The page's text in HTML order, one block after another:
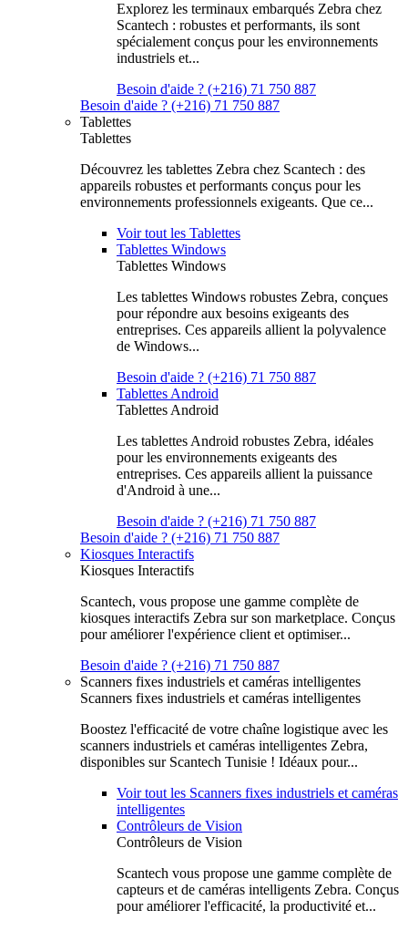
Explorez les terminaux embarqués Zebra chez
Scantech : robustes et performants, ils sont
spécialement conçus pour les environnements
industriels et...
Besoin d'aide ? (+216) 71 750 887
Besoin d'aide ? (+216) 71 750 887
Tablettes
Tablettes
Découvrez les tablettes Zebra chez Scantech : des
appareils robustes et performants conçus pour les
environnements professionnels exigeants. Que ce...
Voir tout les Tablettes
Tablettes Windows
Tablettes Windows
Les tablettes Windows robustes Zebra, conçues
pour répondre aux besoins exigeants des
entreprises. Ces appareils allient la polyvalence
de Windows...
Besoin d'aide ? (+216) 71 750 887
Tablettes Android
Tablettes Android
Les tablettes Android robustes Zebra, idéales
pour les environnements exigeants des
entreprises. Ces appareils allient la puissance
d'Android à une...
Besoin d'aide ? (+216) 71 750 887
Besoin d'aide ? (+216) 71 750 887
Kiosques Interactifs
Kiosques Interactifs
Scantech, vous propose une gamme complète de
kiosques interactifs Zebra sur son marketplace. Conçus
pour améliorer l'expérience client et optimiser...
Besoin d'aide ? (+216) 71 750 887
Scanners fixes industriels et caméras intelligentes
Scanners fixes industriels et caméras intelligentes
Boostez l'efficacité de votre chaîne logistique avec les
scanners industriels et caméras intelligentes Zebra,
disponibles sur Scantech Tunisie ! Idéaux pour...
Voir tout les Scanners fixes industriels et caméras
intelligentes
Contrôleurs de Vision
Contrôleurs de Vision
Scantech vous propose une gamme complète de
capteurs et de caméras intelligents Zebra. Conçus
pour améliorer l'efficacité, la productivité et...